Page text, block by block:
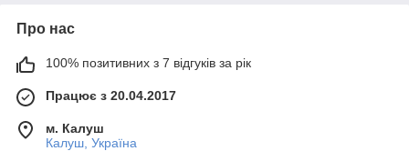
Про нас
100% позитивних з 7 відгуків за рік
Працює з 20.04.2017
м. Калуш
Калуш, Україна